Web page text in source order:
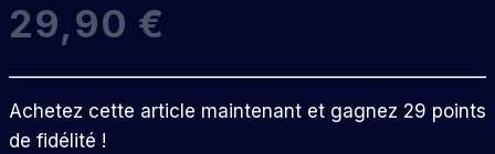
29,90 €
Achetez cette article maintenant et gagnez 29 points
de fidélité !